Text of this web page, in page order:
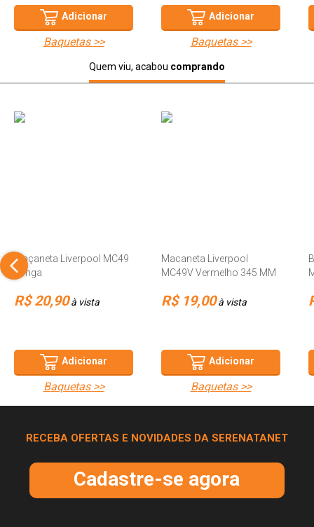
Adicionar
baquetas >>
Adicionar
baquetas >>
Quem viu, acabou comprando
Maçaneta Liverpool MC49
Longa
R$ 20,90à vista
Adicionar
baquetas >>
Macaneta Liverpool
MC49V Vermelho 345 MM
R$ 19,00à vista
Adicionar
baquetas >>
RECEBA OFERTAS E NOVIDADES DA SERENATANET
Cadastre-se agora